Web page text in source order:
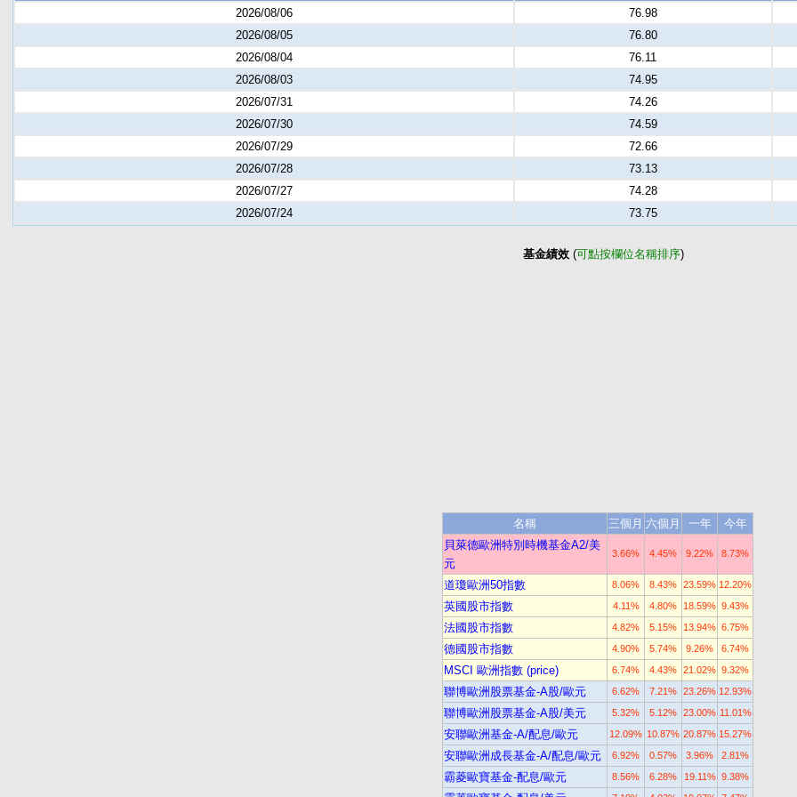
2026/08/06
76.98
2026/08/05
76.80
2026/08/04
76.11
2026/08/03
74.95
2026/07/31
74.26
2026/07/30
74.59
2026/07/29
72.66
2026/07/28
73.13
2026/07/27
74.28
2026/07/24
73.75
基金績效(可點按欄位名稱排序)
名稱 三個月 六個月 一年
今年
貝萊德歐洲特別時機基金A2/美
元
3.66% 4.45% 9.22% 8.73%
道瓊歐洲50指數 8.06% 8.43% 23.59% 12.20%
英國股市指數 4.11% 4.80% 18.59% 9.43%
法國股市指數 4.82% 5.15% 13.94% 6.75%
德國股市指數 4.90% 5.74% 9.26% 6.74%
MSCI 歐洲指數 (price) 6.74% 4.43% 21.02% 9.32%
聯博歐洲股票基金-A股/歐元 6.62% 7.21% 23.26% 12.93%
聯博歐洲股票基金-A股/美元 5.32% 5.12% 23.00% 11.01%
安聯歐洲基金-A/配息/歐元 12.09% 10.87% 20.87% 15.27%
安聯歐洲成長基金-A/配息/歐元 6.92% 0.57% 3.96% 2.81%
霸菱歐寶基金-配息/歐元 8.56% 6.28% 19.11% 9.38%